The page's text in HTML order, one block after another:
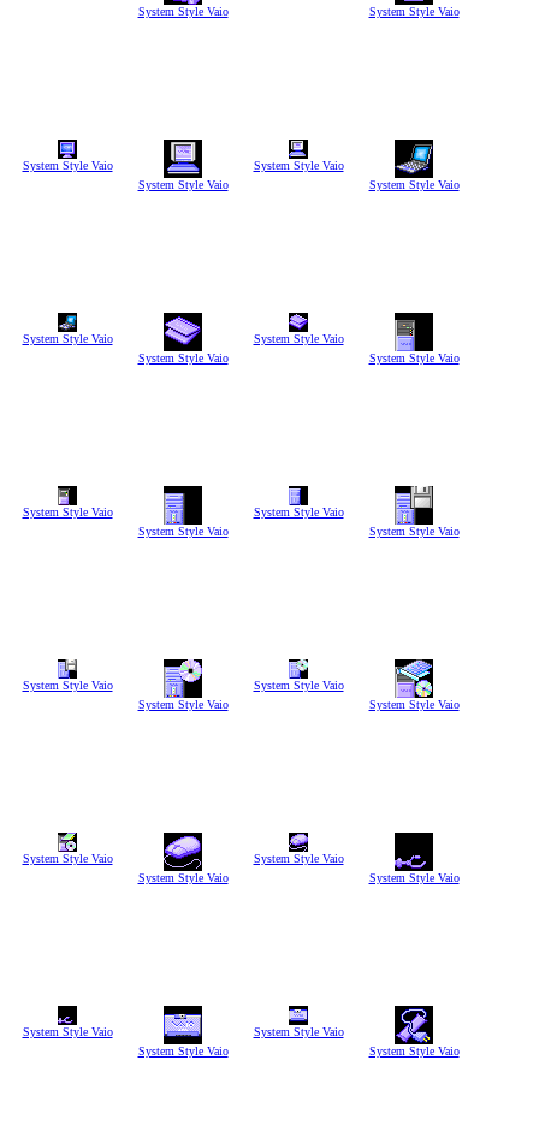
System Style Vaio
System Style Vaio
System Style Vaio
System Style Vaio
System Style Vaio
System Style Vaio
System Style Vaio
System Style Vaio
System Style Vaio
System Style Vaio
System Style Vaio
System Style Vaio
System Style Vaio
System Style Vaio
System Style Vaio
System Style Vaio
System Style Vaio
System Style Vaio
System Style Vaio
System Style Vaio
System Style Vaio
System Style Vaio
System Style Vaio
System Style Vaio
System Style Vaio
System Style Vaio